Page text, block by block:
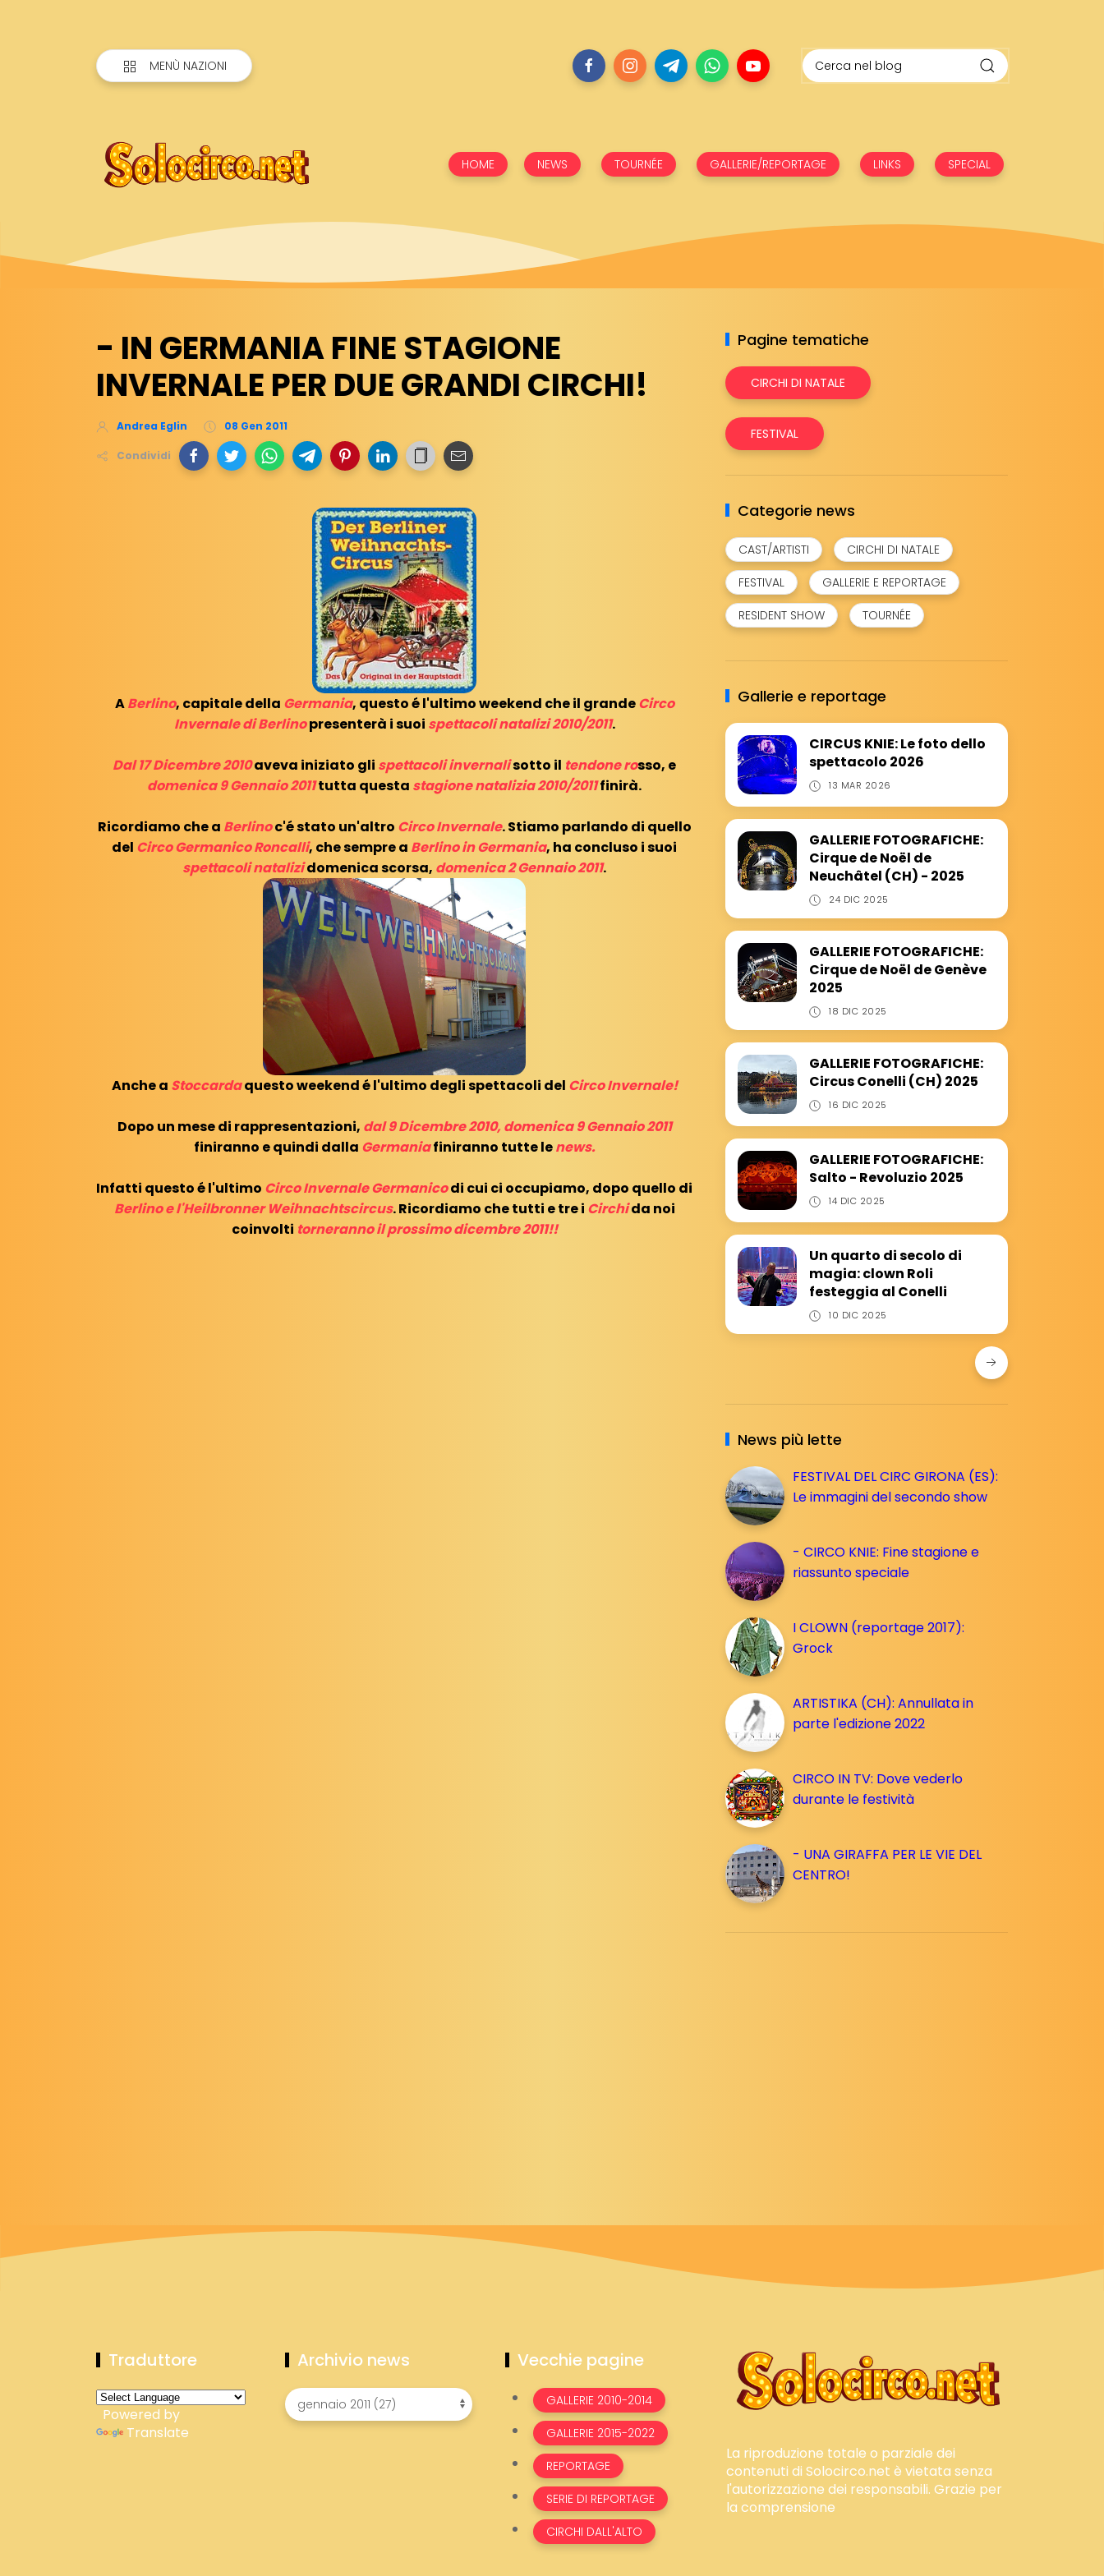
MENÙ NAZIONI
HOME NEWS TOURNÉE GALLERIE/REPORTAGE LINKS SPECIAL
- IN GERMANIA FINE STAGIONE
INVERNALE PER DUE GRANDI CIRCHI!
Andrea Eglin 08 Gen 2011
Condividi
ABerlino, capitale della Germania, questo é l'ultimo weekend che il grandeCirco
Invernale di Berlinopresenterà i suoi spettacoli natalizi 2010/2011.
Dal 17 Dicembre 2010aveva iniziato gli spettacoli invernalisotto il tendone rosso, e
domenica 9 Gennaio 2011tutta questa stagione natalizia 2010/2011finirà.
Ricordiamo che a Berlinoc'é stato un'altro Circo Invernale. Stiamo parlando di quello
del Circo Germanico Roncalli, che sempre a Berlino in Germania, ha concluso i suoi
spettacoli natalizidomenica scorsa, domenica 2 Gennaio 2011.
Anche a Stoccardaquesto weekend é l'ultimo degli spettacoli del Circo Invernale!
Dopo un mese di rappresentazioni, dal 9 Dicembre 2010, domenica 9 Gennaio2011
finiranno e quindi dalla Germaniafiniranno tutte lenews.
Infatti questo é l'ultimo Circo Invernale Germanicodi cui ci occupiamo, dopo quello di
Berlino e l'Heilbronner Weihnachtscircus. Ricordiamo che tutti e tre i Circhida noi
coinvolti torneranno il prossimo dicembre 2011!!
Pagine tematiche
CIRCHI DI NATALE
FESTIVAL
Categorie news
CAST/ARTISTI
CIRCHI DI NATALE
FESTIVAL
GALLERIE E REPORTAGE
RESIDENT SHOW
TOURNÉE
Gallerie e reportage
CIRCUS KNIE: Le foto dello
spettacolo 2026
13 MAR 2026
GALLERIE FOTOGRAFICHE:
Cirque de Noël de
Neuchâtel (CH) - 2025
24 DIC 2025
GALLERIE FOTOGRAFICHE:
Cirque de Noël de Genève
2025
18 DIC 2025
GALLERIE FOTOGRAFICHE:
Circus Conelli (CH) 2025
16 DIC 2025
GALLERIE FOTOGRAFICHE:
Salto - Revoluzio 2025
14 DIC 2025
Un quarto di secolo di
magia: clown Roli
festeggia al Conelli
10 DIC 2025
News più lette
FESTIVAL DEL CIRC GIRONA (ES):
Le immagini del secondo show
- CIRCO KNIE: Fine stagione e
riassunto speciale
I CLOWN (reportage 2017):
Grock
ARTISTIKA (CH): Annullata in
parte l'edizione 2022
CIRCO IN TV: Dove vederlo
durante le festività
- UNA GIRAFFA PER LE VIE DEL
CENTRO!
Traduttore
Powered by
Translate
Archivio news Vecchie pagine
GALLERIE 2010-2014
GALLERIE 2015-2022
REPORTAGE
SERIE DI REPORTAGE
CIRCHI DALL'ALTO
La riproduzione totale o parziale dei
contenuti di Solocirco.net è vietata senza
l'autorizzazione dei responsabili. Grazie per
la comprensione